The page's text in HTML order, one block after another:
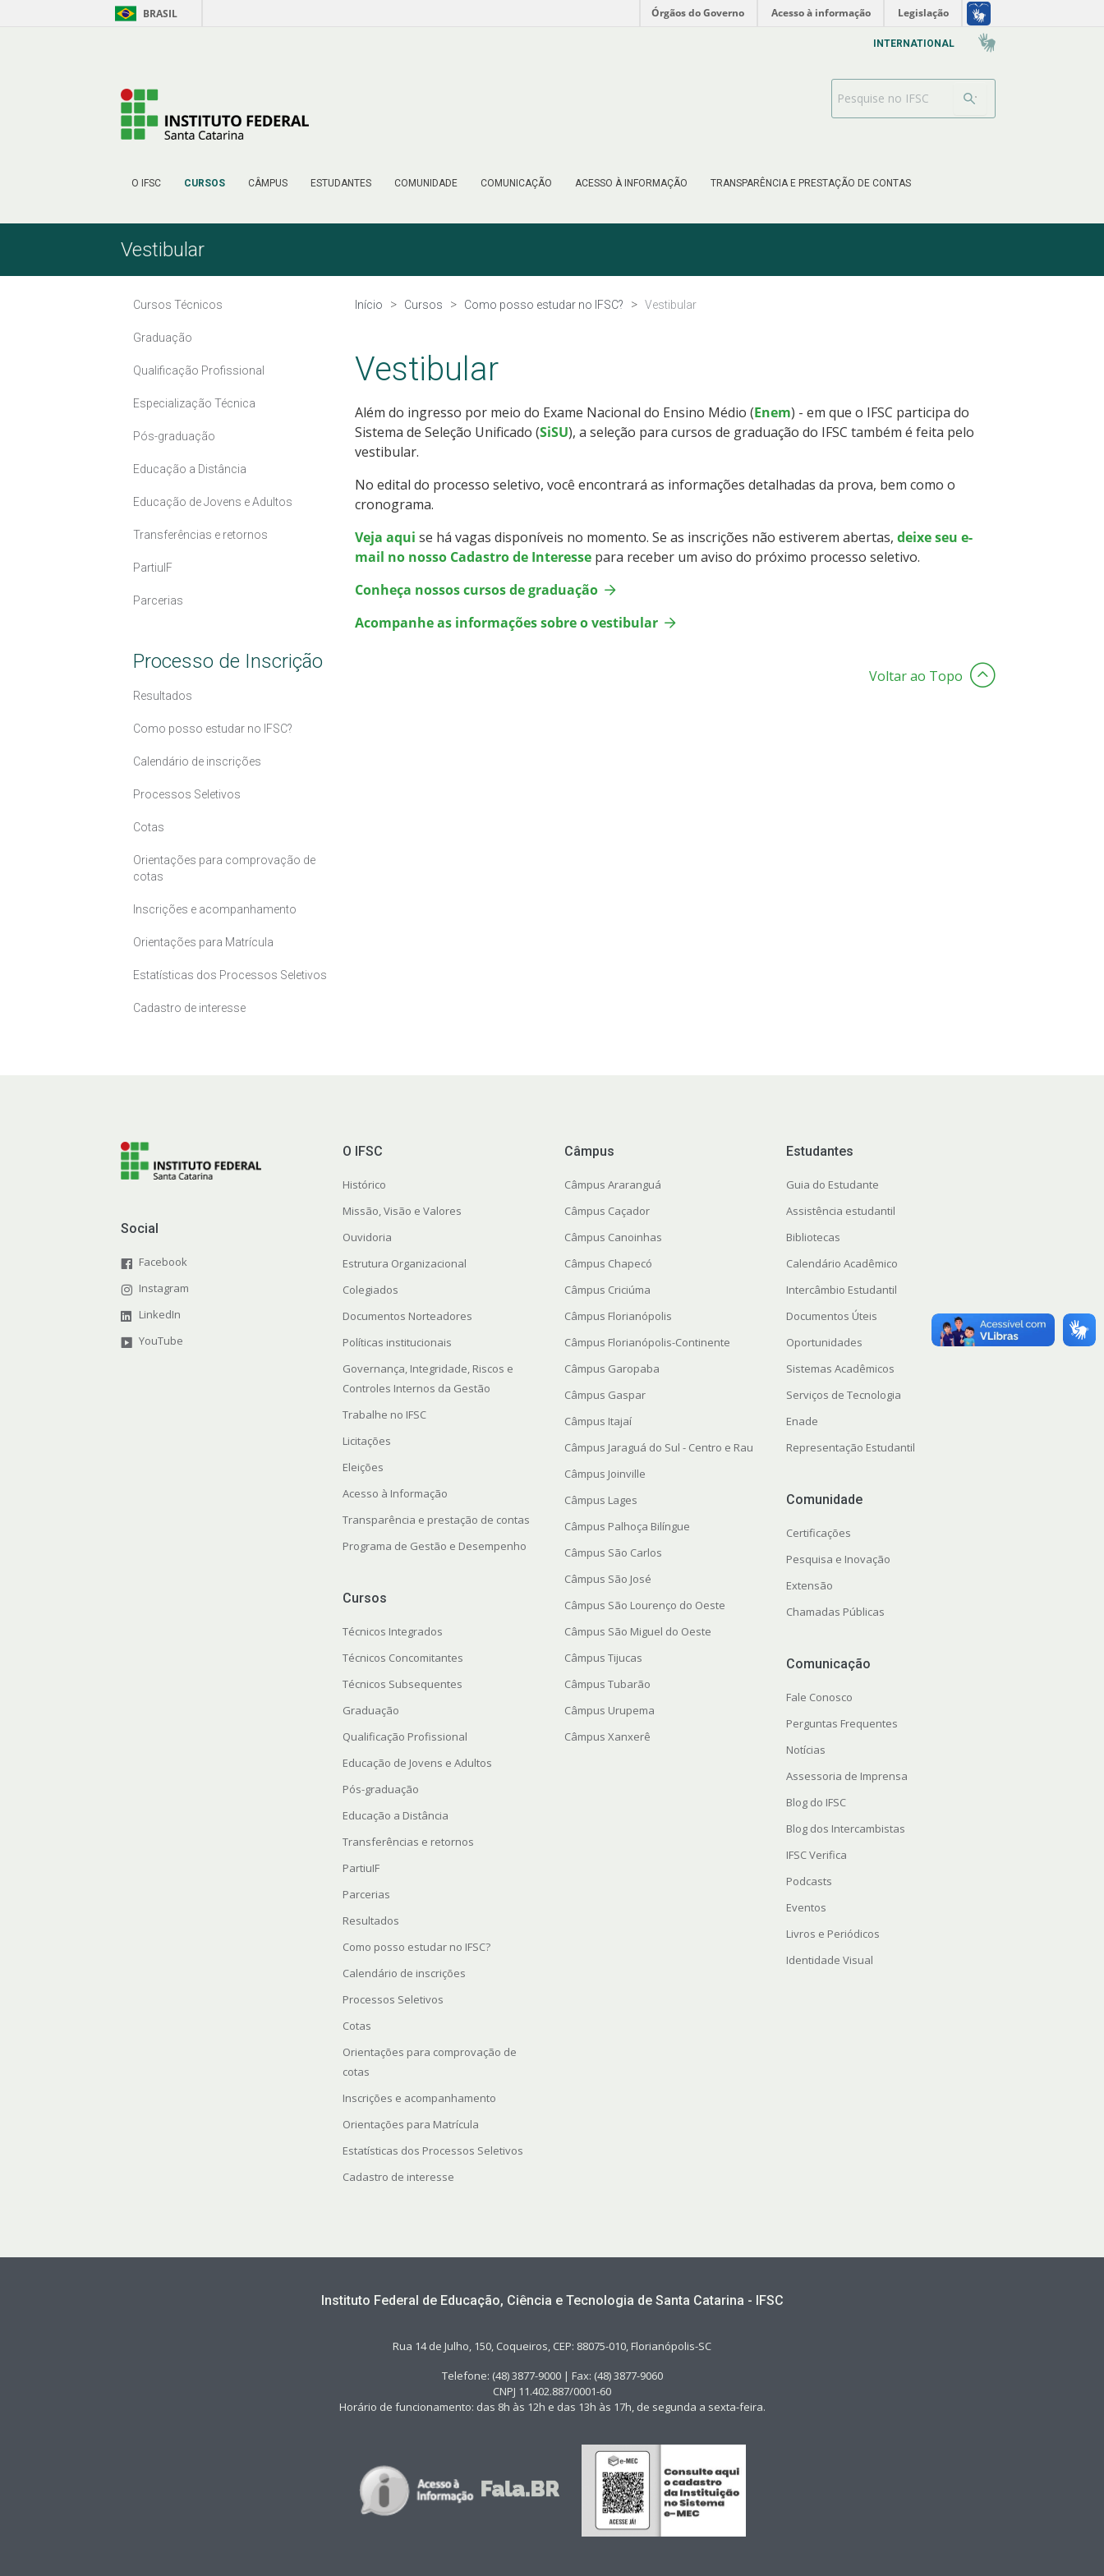
Pular para o Conteúdo BRASIL Órgãos do Governo Acesso à informação Legislação
O IFSC CURSOS CÂMPUS ESTUDANTES COMUNIDADE COMUNICAÇÃO ACESSO À INFORMAÇÃO TRANSPARÊNCIA E PRESTAÇÃO DE CONTAS
INTERNATIONAL
Barra de busca
Vestibular
Cursos Técnicos
Graduação
Qualificação Profissional
Especialização Técnica
Pós-graduação
Educação a Distância
Educação de Jovens e Adultos
Transferências e retornos
PartiuIF
Parcerias
Processo de Inscrição
Resultados
Como posso estudar no IFSC?
Calendário de inscrições
Processos Seletivos
Cotas
Orientações para comprovação de
cotas
Inscrições e acompanhamento
Orientações para Matrícula
Estatísticas dos Processos Seletivos
Cadastro de interesse
Início Cursos Como posso estudar no IFSC? Vestibular
Vestibular
Além do ingresso por meio do Exame Nacional do Ensino Médio (Enem) - em que o IFSC participa do
Sistema de Seleção Unificado (SiSU), a seleção para cursos de graduação do IFSC também é feita pelo
vestibular.
No edital do processo seletivo, você encontrará as informações detalhadas da prova, bem como o
cronograma.
Veja aqui se há vagas disponíveis no momento. Se as inscrições não estiverem abertas, deixe seu e-
mail no nosso Cadastro de Interesse para receber um aviso do próximo processo seletivo.
Conheça nossos cursos de graduação
Acompanhe as informações sobre o vestibular
Voltar ao Topo
Social
Facebook
Instagram
LinkedIn
YouTube
O IFSC
Histórico
Missão, Visão e Valores
Ouvidoria
Estrutura Organizacional
Colegiados
Documentos Norteadores
Políticas institucionais
Governança, Integridade, Riscos e
Controles Internos da Gestão
Trabalhe no IFSC
Licitações
Eleições
Acesso à Informação
Transparência e prestação de contas
Programa de Gestão e Desempenho
Cursos
Técnicos Integrados
Técnicos Concomitantes
Técnicos Subsequentes
Graduação
Qualificação Profissional
Educação de Jovens e Adultos
Pós-graduação
Educação a Distância
Transferências e retornos
PartiuIF
Parcerias
Resultados
Como posso estudar no IFSC?
Calendário de inscrições
Processos Seletivos
Cotas
Orientações para comprovação de
cotas
Inscrições e acompanhamento
Orientações para Matrícula
Estatísticas dos Processos Seletivos
Cadastro de interesse
Câmpus
Câmpus Araranguá
Câmpus Caçador
Câmpus Canoinhas
Câmpus Chapecó
Câmpus Criciúma
Câmpus Florianópolis
Câmpus Florianópolis-Continente
Câmpus Garopaba
Câmpus Gaspar
Câmpus Itajaí
Câmpus Jaraguá do Sul - Centro e Rau
Câmpus Joinville
Câmpus Lages
Câmpus Palhoça Bilíngue
Câmpus São Carlos
Câmpus São José
Câmpus São Lourenço do Oeste
Câmpus São Miguel do Oeste
Câmpus Tijucas
Câmpus Tubarão
Câmpus Urupema
Câmpus Xanxerê
Estudantes
Guia do Estudante
Assistência estudantil
Bibliotecas
Calendário Acadêmico
Intercâmbio Estudantil
Documentos Úteis
Oportunidades
Sistemas Acadêmicos
Serviços de Tecnologia
Enade
Representação Estudantil
Comunidade
Certificações
Pesquisa e Inovação
Extensão
Chamadas Públicas
Comunicação
Fale Conosco
Perguntas Frequentes
Notícias
Assessoria de Imprensa
Blog do IFSC
Blog dos Intercambistas
IFSC Verifica
Podcasts
Eventos
Livros e Periódicos
Identidade Visual
Instituto Federal de Educação, Ciência e Tecnologia de Santa Catarina - IFSC
Rua 14 de Julho, 150, Coqueiros, CEP: 88075-010, Florianópolis-SC
Telefone: (48) 3877-9000 | Fax: (48) 3877-9060
CNPJ 11.402.887/0001-60
Horário de funcionamento: das 8h às 12h e das 13h às 17h, de segunda a sexta-feira.